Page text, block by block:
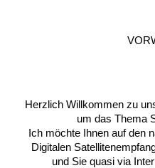
Herzlich Willkommen zu
um das Thema
Ich möchte Ihnen auf den
Digitalen
und Sie quasi via